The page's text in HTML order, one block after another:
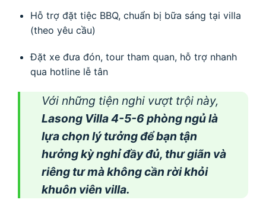
Hỗ trợ đặt tiệc BBQ, chuẩn bị bữa sáng tại villa
(theo yêu cầu)
Đặt xe đưa đón, tour tham quan, hỗ trợ nhanh
qua hotline lễ tân
Với những tiện nghi vượt trội này,
Lasong Villa 4-5-6 phòng ngủ là
lựa chọn lý tưởng để bạn tận
hưởng kỳ nghỉ đầy đủ, thư giãn và
riêng tư mà không cần rời khỏi
khuôn viên villa.